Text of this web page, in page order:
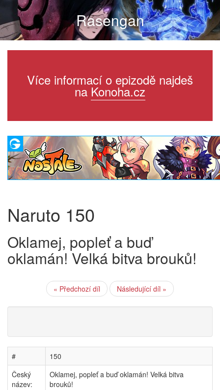
Rasengan
Více informací o epizodě najdeš
na Konoha.cz
Naruto 150
Oklamej, popleť a buď
oklamán! Velká bitva brouků!
« Předchozí díl Následující díl »
#
150
Český
název:
Oklamej, popleť a buď oklamán! Velká bitva
brouků!